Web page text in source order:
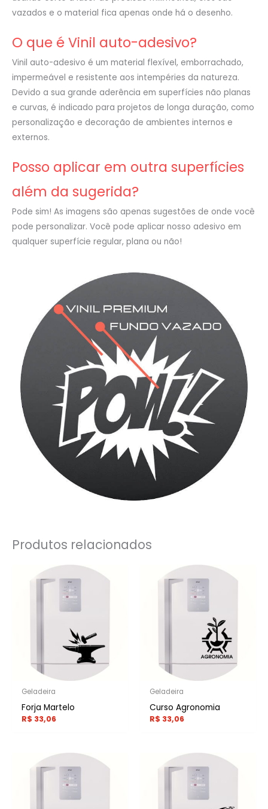
vazados e o material fica apenas onde há o desenho.
O que é Vinil auto-adesivo?
Vinil auto-adesivo é um material flexível, emborrachado,
impermeável e resistente aos intempéries da natureza.
Devido a sua grande aderência em superfícies não planas
e curvas, é indicado para projetos de longa duração, como
personalização e decoração de ambientes internos e
externos.
Posso aplicar em outra superfícies
além da sugerida?
Pode sim! As imagens são apenas sugestões de onde você
pode personalizar. Você pode aplicar nosso adesivo em
qualquer superfície regular, plana ou não!
Produtos relacionados
Geladeira
Forja Martelo
R$ 33,06
Geladeira
Curso Agronomia
R$ 33,06